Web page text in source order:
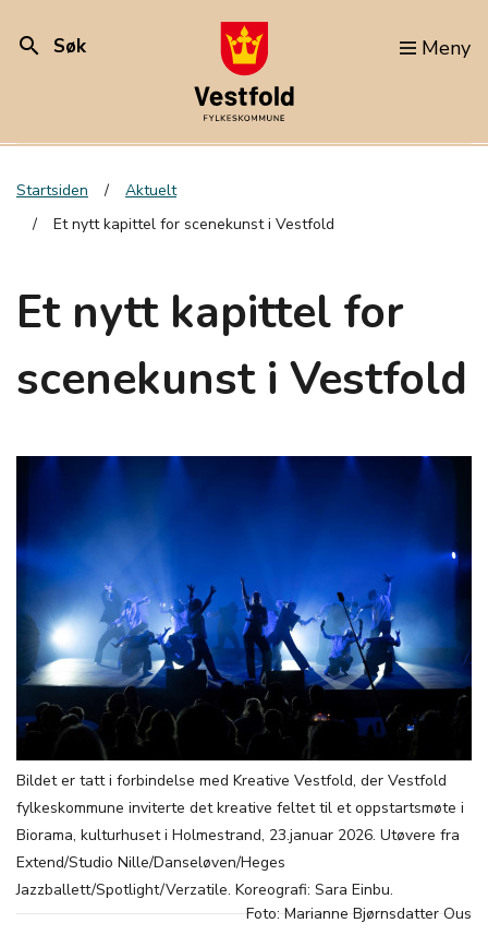
search Søk Meny
Startsiden
Aktuelt
Et nytt kapittel for scenekunst i Vestfold
Et nytt kapittel for
scenekunst i Vestfold
Bildet er tatt i forbindelse med Kreative Vestfold, der Vestfold
fylkeskommune inviterte det kreative feltet til et oppstartsmøte i
Biorama, kulturhuset i Holmestrand, 23.januar 2026. Utøvere fra
Extend/Studio Nille/Danseløven/Heges
Jazzballett/Spotlight/Verzatile. Koreografi: Sara Einbu.
Foto: Marianne Bjørnsdatter Ous